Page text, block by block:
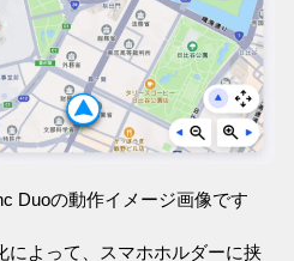
Duoの動作イメージ画像です
によって、スマホホルダーに挟